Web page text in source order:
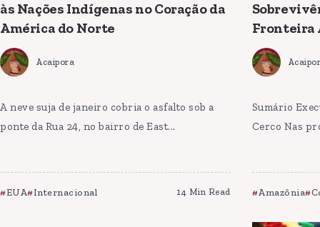
às Nações Indígenas no Coração da
América do Norte
Acaipora
A neve suja de janeiro cobria o asfalto sob a
ponte da Rua 24, no bairro de East...
EUA Internacional 14 Min Read
Fronteira
Sumário
Cerco Nas
Amazônia